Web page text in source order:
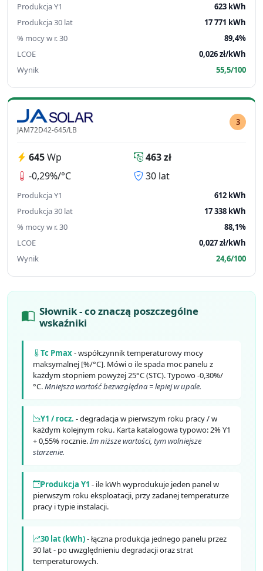
Produkcja Y1
623 kWh
Produkcja 30 lat
17 771 kWh
% mocy w r. 30
89,4%
LCOE
0,026 zł/kWh
Wynik
55,5/100
JAM72D42-645/LB
3
645Wp
463 zł
-0,29%/°C
30 lat
Produkcja Y1
612 kWh
Produkcja 30 lat
17 338 kWh
% mocy w r. 30
88,1%
LCOE
0,027 zł/kWh
Wynik
24,6/100
Słownik - co znaczą poszczególne
wskaźniki
Tc Pmax- współczynnik temperaturowy mocy
maksymalnej [%/°C]. Mówi o ile spada moc panelu z
każdym stopniem powyżej 25°C (STC). Typowo -0,30%/
°C.Mniejsza wartość bezwzględna = lepiej w upale.
Y1 / rocz. - degradacja w pierwszym roku pracy / w
każdym kolejnym roku. Karta katalogowa typowo: 2% Y1
+ 0,55% rocznie.Im niższe wartości, tym wolniejsze
starzenie.
Produkcja Y1 - ile kWh wyprodukuje jeden panel w
pierwszym roku eksploatacji, przy zadanej temperaturze
pracy i typie instalacji.
30 lat (kWh)- łączna produkcja jednego panelu przez
30 lat - po uwzględnieniu degradacji oraz strat
temperaturowych.